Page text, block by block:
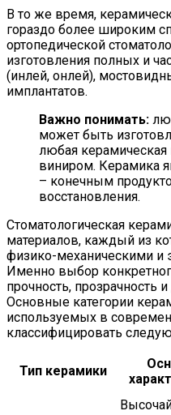
В то же время,
гораздо более широким
ортопедической
изготовления полных и
(инлей, онлей),
имплантатов.
Важно понимать:
может быть
любая керамическая
виниром. Керамика
– конечным
восстановления.
Стоматологическая
материалов, каждый из
физико-механическими и
Именно выбор
прочность, прозрачность
Основные категории
используемых в
классифицировать
Тип керамики